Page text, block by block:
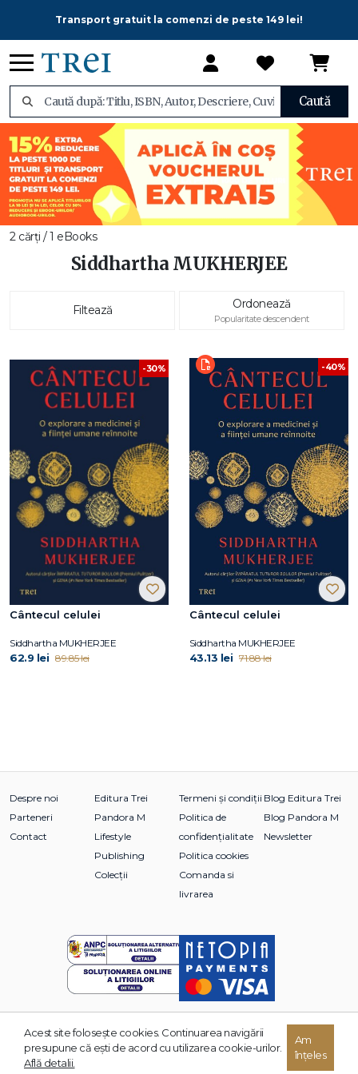
Transport gratuit la comenzi de peste 149 lei!
Caută
2 cărți / 1 eBooks
Siddhartha MUKHERJEE
Filtează Ordonează
Popularitate descendent
-30%
Cântecul celulei
Siddhartha MUKHERJEE
62.9 lei 89.85 lei
-40%
Cântecul celulei
Siddhartha MUKHERJEE
43.13 lei 71.88 lei
Despre noi
Parteneri
Contact
Editura Trei
Pandora M
Lifestyle
Publishing
Colecții
Termeni și condiții
Politica de
confidențialitate
Politica cookies
Comanda si
livrarea
Blog Editura Trei
Blog Pandora M
Newsletter
© 2026 Grupul Editorial TREI. Toate drepturile rezervate.
Acest site foloseşte cookies. Continuarea navigării
presupune că eşti de acord cu utilizarea cookie-urilor.
Află detalii.
Am
înțeles